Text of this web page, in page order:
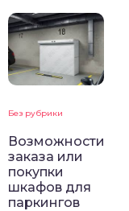
Без рубрики
Возможности
заказа или
покупки
шкафов для
паркингов